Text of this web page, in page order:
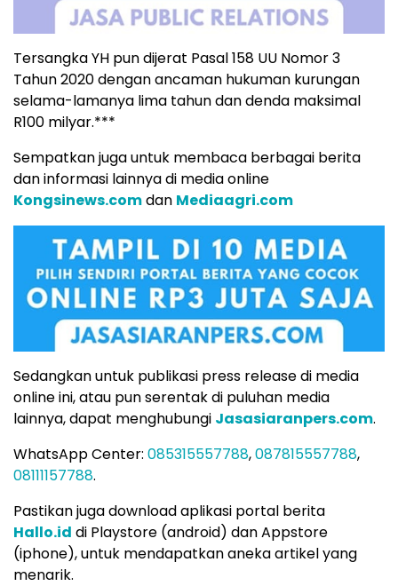
Tersangka YH pun dijerat Pasal 158 UU Nomor 3
Tahun 2020 dengan ancaman hukuman kurungan
selama-lamanya lima tahun dan denda maksimal
R100 milyar.***
Sempatkan juga untuk membaca berbagai berita
dan informasi lainnya di media online
Kongsinews.comdan Mediaagri.com
Sedangkan untuk publikasi press release di media
online ini, atau pun serentak di puluhan media
lainnya, dapat menghubungi Jasasiaranpers.com.
WhatsApp Center: 085315557788,087815557788,
08111157788.
Pastikan juga download aplikasi portal berita
Hallo.id di Playstore (android) dan Appstore
(iphone), untuk mendapatkan aneka artikel yang
menarik.